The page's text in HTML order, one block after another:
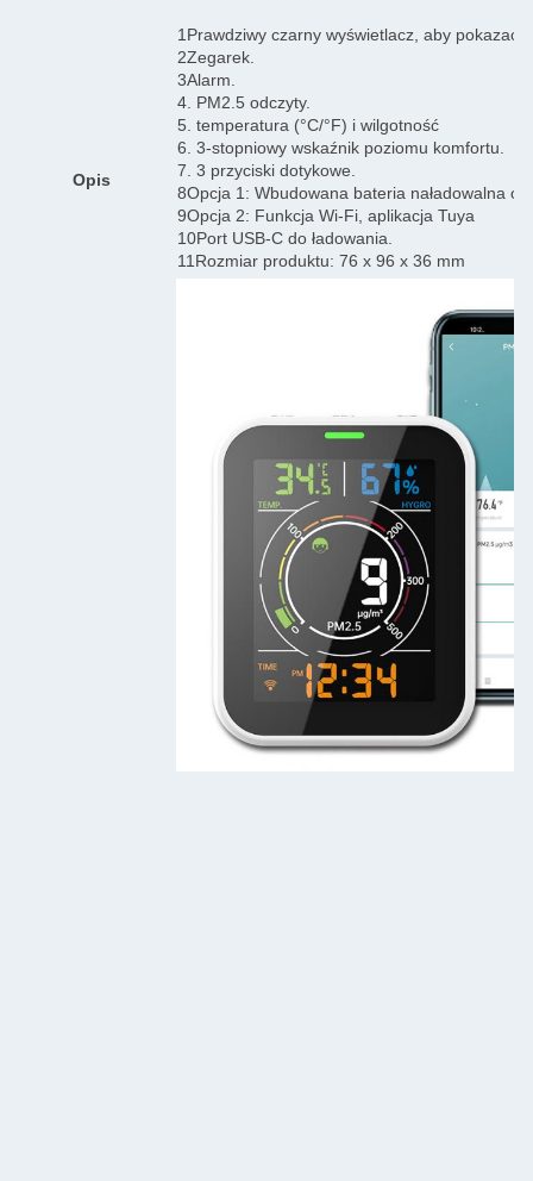
Opis
1Prawdziwy czarny wyświetlacz, aby pokazać
2Zegarek.
3Alarm.
4. PM2.5 odczyty.
5. temperatura (°C/°F) i wilgotność
6. 3-stopniowy wskaźnik poziomu komfortu.
7. 3 przyciski dotykowe.
8Opcja 1: Wbudowana bateria naładowalna o
9Opcja 2: Funkcja Wi-Fi, aplikacja Tuya
10Port USB-C do ładowania.
11Rozmiar produktu: 76 x 96 x 36 mm